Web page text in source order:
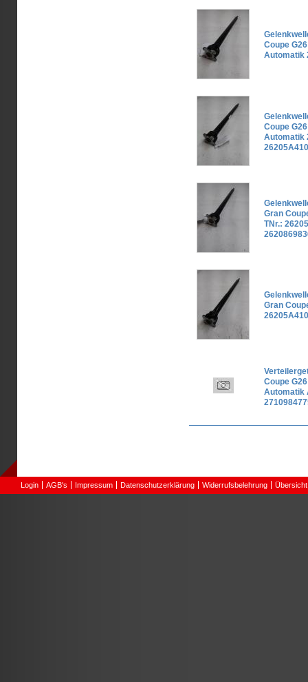
Coupe
Automatik
Coupe
Automatik
Gran
TNr.:
Gran
Coupe
Automatik
Login AGB's Impressum Datenschutzerklärung Widerrufsbelehrung